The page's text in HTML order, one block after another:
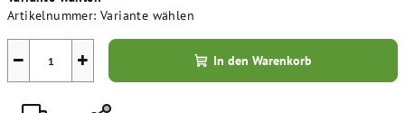
Artikelnummer: Variante wählen
+
− In den Warenkorb